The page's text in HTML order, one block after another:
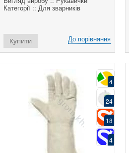
Категорії :: Для зварників
До порівняння
Купити
4
24
18
4